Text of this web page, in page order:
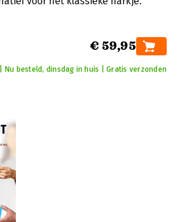
€ 59,95
Nu besteld, dinsdag in huis | Gratis verzonden